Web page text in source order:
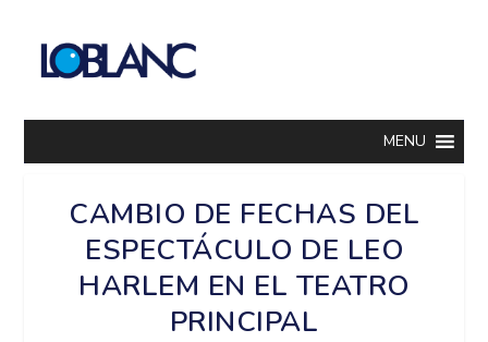
MENU
CAMBIO DE FECHAS DEL
ESPECTÁCULO DE LEO
HARLEM EN EL TEATRO
PRINCIPAL